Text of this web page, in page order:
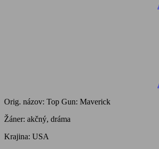
Orig. názov: Top Gun: Maverick
Žáner: akčný, dráma
Krajina: USA